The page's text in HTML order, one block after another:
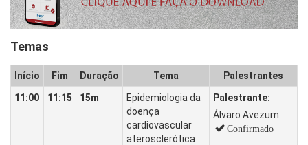
Temas
Início Fim Duração Tema
Palestrantes
11:00
11:15 15m
Epidemiologia da
doença
cardiovascular
aterosclerótica
Palestrante:
Álvaro Avezum
Confirmado